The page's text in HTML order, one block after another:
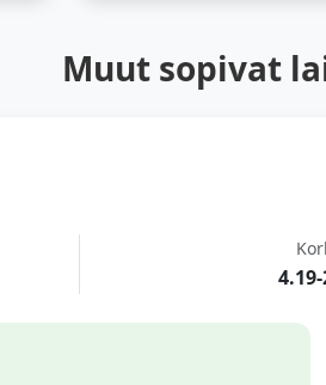
Muut sopivat